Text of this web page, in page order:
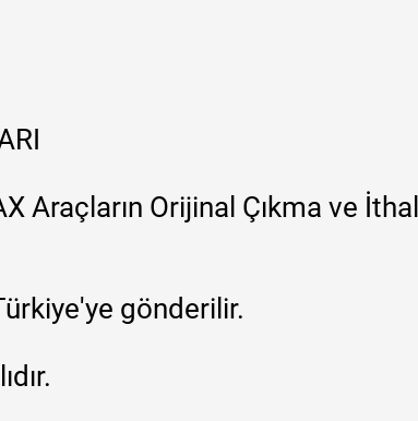
Araçların Orijinal Çıkma ve
gönderilir.